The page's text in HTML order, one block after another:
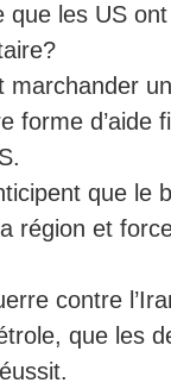
les US
forme d’aide
que le
région et
contre
que les